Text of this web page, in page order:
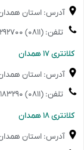
آدرس: استان
تلفن: (۰۸۱۱) ۴۲۹۲۷۰۰
️کلانتری ۱۷ همدان
آدرس: استان
تلفن: (۰۸۱۱) ۲۱۸۳۲۹۰
️کلانتری ۱۸ همدان
آدرس: استان